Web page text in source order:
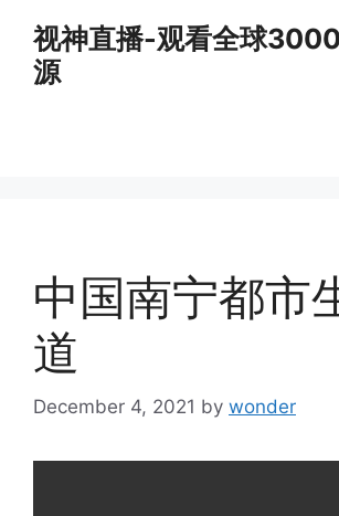
content
视神直播-观看全球
源
中国南宁都市
道
December 4, 2021 by wonder